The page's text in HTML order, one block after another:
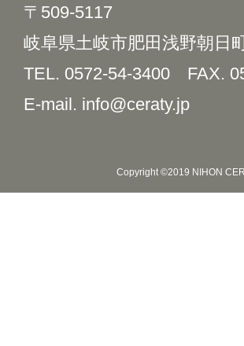
〒509-5117
岐阜県土岐市肥田浅野朝日
TEL. 0572-54-3400 FAX.
E-mail. info@ceraty.jp
Copyright ©2019 NIHON